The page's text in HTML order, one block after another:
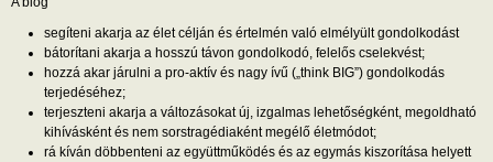
segíteni akarja az élet célján és értelmén való elmélyült gondolkodást
bátorítani akarja a hosszú távon gondolkodó, felelős cselekvést;
hozzá akar járulni a pro-aktív és nagy ívű („think BIG”) gondolkodás
terjedéséhez;
terjeszteni akarja a változásokat új, izgalmas lehetőségként, megoldható
kihívásként és nem sorstragédiaként megélő életmódot;
rá kíván döbbenteni az együttműködés és az egymás kiszorítása helyett